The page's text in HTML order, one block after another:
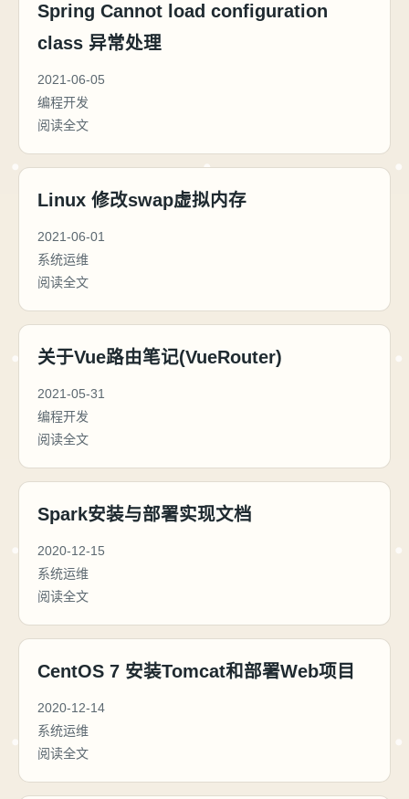
Spring Cannot load configuration
class 异常处理
2021-06-05
编程开发
阅读全文
Linux 修改swap虚拟内存
2021-06-01
系统运维
阅读全文
关于Vue路由笔记(VueRouter)
2021-05-31
编程开发
阅读全文
Spark安装与部署实现文档
2020-12-15
系统运维
阅读全文
CentOS 7 安装Tomcat和部署Web项目
2020-12-14
系统运维
阅读全文